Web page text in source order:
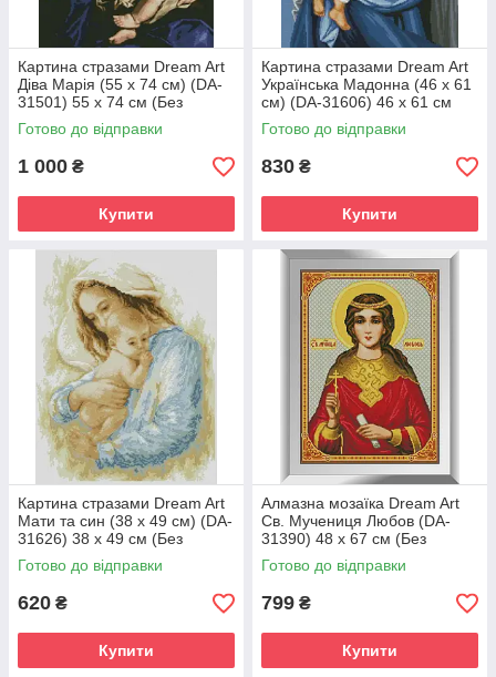
Картина стразами Dream Art
Діва Марія (55 х 74 см) (DA-
31501) 55 х 74 см (Без
підрамника)
Готово до відправки
1 000 ₴
Купити
Картина стразами Dream Art
Українська Мадонна (46 х 61
см) (DA-31606) 46 х 61 см
(Без підрамника)
Готово до відправки
830 ₴
Купити
Картина стразами Dream Art
Мати та син (38 х 49 см) (DA-
31626) 38 х 49 см (Без
підрамника)
Готово до відправки
620 ₴
Купити
Алмазна мозаїка Dream Art
Св. Мучениця Любов (DA-
31390) 48 x 67 см (Без
підрамника)
Готово до відправки
799 ₴
Купити